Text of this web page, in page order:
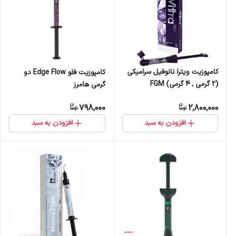
کامپوزیت ویترا نانوفیل سرامیکی
(2 گرمی , 4 گرمی) FGM
2,800,000
افزودن به سبد
کامپوزیت فلو Edge Flow دو
گرمی هامرز
798,000
افزودن به سبد